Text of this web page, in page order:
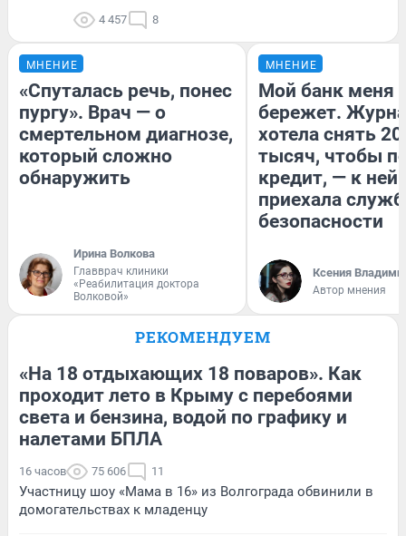
4 457 8
МНЕНИЕ
«Спуталась речь, понес
пургу». Врач — о
смертельном диагнозе,
который сложно
обнаружить
Ирина Волкова
Главврач клиники
«Реабилитация доктора
Волковой»
МНЕНИЕ
Мой банк меня
бережет.
хотела снять
тысяч, чтобы
кредит, — к
приехала
безопасности
Ксения
Автор мнения
РЕКОМЕНДУЕМ
«На 18 отдыхающих 18 поваров». Как
проходит лето в Крыму с перебоями
света и бензина, водой по графику и
налетами БПЛА
16 часов 75 606 11
Участницу шоу «Мама в 16» из Волгограда обвинили в
домогательствах к младенцу